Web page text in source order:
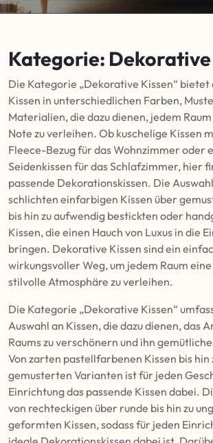
Kategorie: Dekorative
Die Kategorie „Dekorative Kissen“ bietet
Kissen in unterschiedlichen Farben,
Materialien, die dazu dienen, jedem
Note zu verleihen. Ob kuschelige Kissen
Fleece-Bezug für das Wohnzimmer oder
Seidenkissen für das Schlafzimmer, hier
passende Dekorationskissen. Die
schlichten einfarbigen Kissen über
bis hin zu aufwendig bestickten oder
Kissen, die einen Hauch von Luxus in die
bringen. Dekorative Kissen sind ein
wirkungsvoller Weg, um jedem Raum
stilvolle Atmosphäre zu verleihen.
Die Kategorie „Dekorative Kissen“
Auswahl an Kissen, die dazu dienen, das
Raums zu verschönern und ihn
Von zarten pastellfarbenen Kissen bis hin
gemusterten Varianten ist für jeden
Einrichtung das passende Kissen dabei.
von rechteckigen über runde bis hin zu
geformten Kissen, sodass für jeden